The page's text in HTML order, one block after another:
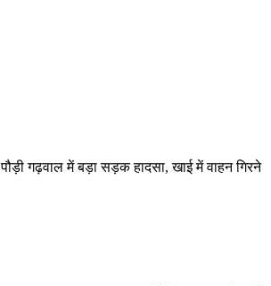
पौड़ी गढ़वाल में बड़ा सड़क हादसा, खाई में वाहन गिरने